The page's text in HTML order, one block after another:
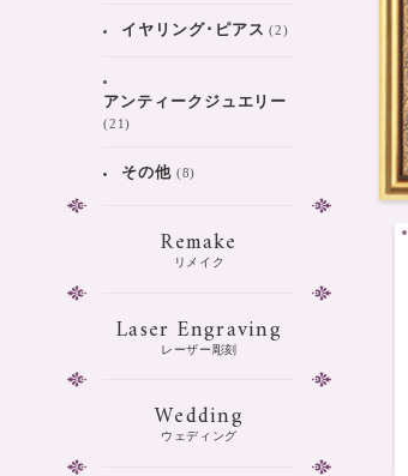
イヤリング･ピアス (2)
アンティークジュエリー
(21)
その他 (8)
Remake
リメイク
Laser Engraving
レーザー彫刻
Wedding
ウェディング